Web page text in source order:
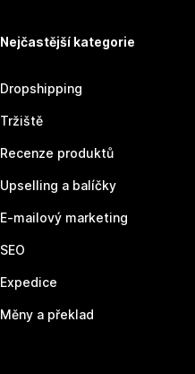
Nejčastější kategorie
Dropshipping
Tržiště
Recenze produktů
Upselling a balíčky
E-mailový marketing
SEO
Expedice
Měny a překlad